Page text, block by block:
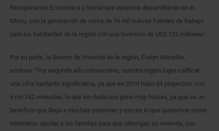
Recuperación Económica y Social que estamos desarrollando en el
Minvu, con la generación de cerca de 16 mil nuevas fuentes de trabajo
para los habitantes de la región con una inversión de US$ 125 millones”.
Por su parte, la Seremi de Vivienda de la región, Evelyn Mansilla,
sostuvo: “Por segundo año consecutivo, nuestra región logra calificar
una cifra bastante significativa, ya que en 2019 hubo 44 proyectos, con
6 mil 742 viviendas, lo que sin duda nos pone muy felices, ya que es un
beneficio que llega a muchas personas y eso es lo que queremos como
ministerio: ayudar a las familias para que obtengan su vivienda, con